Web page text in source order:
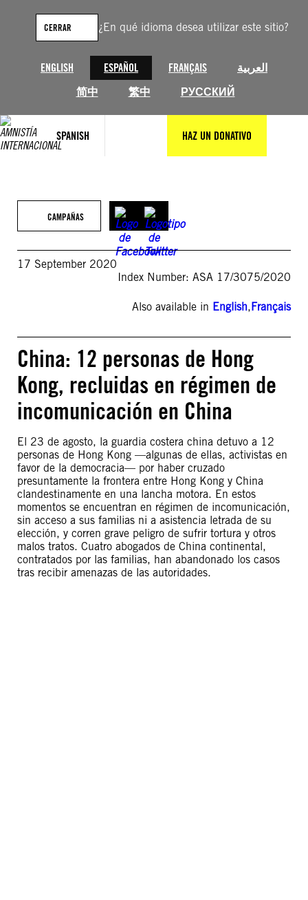
¿En qué idioma desea utilizar este sitio?
ENGLISH ESPAÑOL FRANÇAIS
العربية
简中
繁中 РУССКИЙ
CERRAR
SPANISH HAZ UN DONATIVO
contenido
CAMPAÑAS
17 September 2020
Index Number: ASA 17/3075/2020
Also available in English,Français
China: 12 personas de Hong
Kong, recluidas en régimen de
incomunicación en China
El 23 de agosto, la guardia costera china detuvo a 12
personas de Hong Kong —algunas de ellas, activistas en
favor de la democracia— por haber cruzado
presuntamente la frontera entre Hong Kong y China
clandestinamente en una lancha motora. En estos
momentos se encuentran en régimen de incomunicación,
sin acceso a sus familias ni a asistencia letrada de su
elección, y corren grave peligro de sufrir tortura y otros
malos tratos. Cuatro abogados de China continental,
contratados por las familias, han abandonado los casos
tras recibir amenazas de las autoridades.